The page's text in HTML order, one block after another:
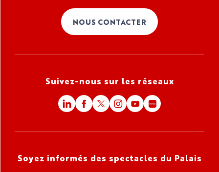
NOUS CONTACTER
Suivez-nous sur les réseaux
Soyez informés des spectacles du Palais